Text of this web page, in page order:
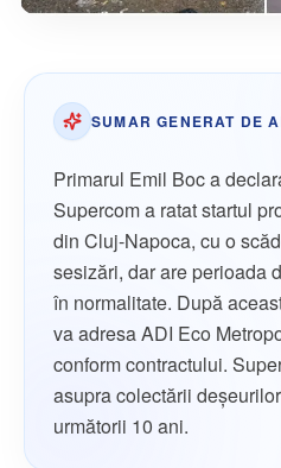
SUMAR GENERAT DE
Primarul Emil Boc a
Supercom a ratat startul
din Cluj-Napoca, cu o
sesizări, dar are perioada
în normalitate. După
va adresa ADI Eco
conform contractului.
asupra colectării
următorii 10 ani.